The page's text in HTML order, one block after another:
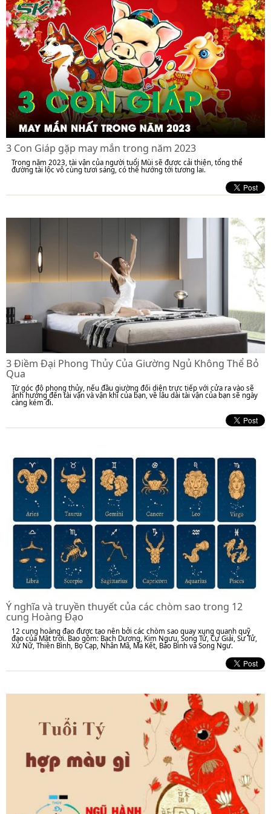
3 Con Giáp gặp may mắn trong năm 2023
Trong năm 2023, tài vận của người tuổi Mùi sẽ được cải thiện, tổng thể
đường tài lộc vô cùng tươi sáng, có thể hướng tới tương lai.
3 Điềm Đại Phong Thủy Của Giường Ngủ Không Thể Bỏ
Qua
Từ góc độ phong thủy, nếu đầu giường đối diện trực tiếp với cửa ra vào sẽ
ảnh hưởng đến tài vận và vận khí của bạn, về lâu dài tài vận của bạn sẽ ngày
càng kém đi.
Ý nghĩa và truyền thuyết của các chòm sao trong 12
cung Hoàng Đạo
12 cung hoàng đạo được tạo nên bởi các chòm sao quay xung quanh quỹ
đạo của Mặt trời. Bao gồm: Bạch Dương, Kim Ngưu, Song Tử, Cự Giải, Sư Tử,
Xử Nữ, Thiên Bình, Bọ Cạp, Nhân Mã, Ma Kết, Bảo Bình và Song Ngư.